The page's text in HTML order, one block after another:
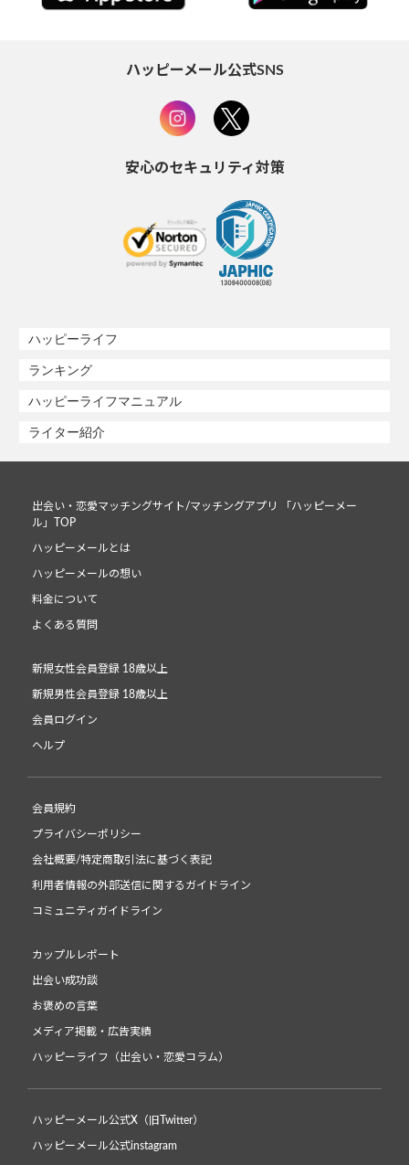
ハッピーメール公式SNS
安心のセキュリティ対策
ハッピーライフ
ランキング
ハッピーライフマニュアル
ライター紹介
出会い・恋愛マッチングサイト/マッチングアプリ 「ハッピーメー
ル」TOP
ハッピーメールとは
ハッピーメールの想い
料金について
よくある質問
新規女性会員登録 18歳以上
新規男性会員登録 18歳以上
会員ログイン
ヘルプ
会員規約
プライバシーポリシー
会社概要/特定商取引法に基づく表記
利用者情報の外部送信に関するガイドライン
コミュニティガイドライン
カップルレポート
出会い成功談
お褒めの言葉
メディア掲載・広告実績
ハッピーライフ（出会い・恋愛コラム）
ハッピーメール公式X（旧Twitter）
ハッピーメール公式instagram